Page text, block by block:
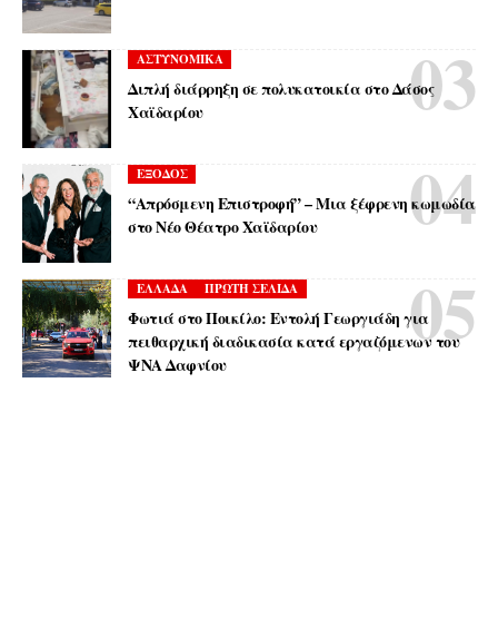
ΑΣΤΥΝΟΜΙΚΑ
Διπλή διάρρηξη σε πολυκατοικία στο Δάσος
Χαϊδαρίου
ΕΞΟΔΟΣ
“Απρόσμενη Επιστροφή” – Μια ξέφρενη κωμωδία
στο Νέο Θέατρο Χαϊδαρίου
ΕΛΛΑΔΑ ΠΡΩΤΗ ΣΕΛΙΔΑ
Φωτιά στο Ποικίλο: Εντολή Γεωργιάδη για
πειθαρχική διαδικασία κατά εργαζόμενων του
ΨΝΑ Δαφνίου